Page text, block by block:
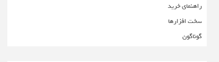
راهنمای خرید
سخت افزارها
گوناگون